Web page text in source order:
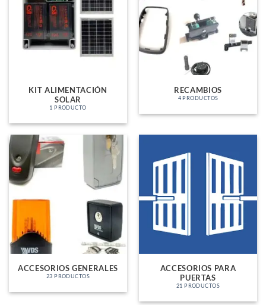
KIT ALIMENTACIÓN
SOLAR
1 PRODUCTO
RECAMBIOS
4 PRODUCTOS
ACCESORIOS GENERALES
23 PRODUCTOS
ACCESORIOS PARA
PUERTAS
21 PRODUCTOS